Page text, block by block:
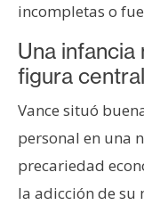
incompletas o
Una
figura
Vance situó
personal en una
precariedad
la adicción de su